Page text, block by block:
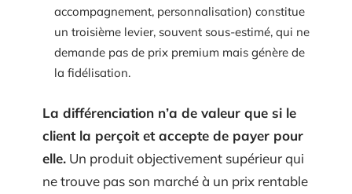
accompagnement, personnalisation) constitue
un troisième levier, souvent sous-estimé, qui ne
demande pas de prix premium mais génère de
la fidélisation.
La différenciation n’a de valeur que si le
client la perçoit et accepte de payer pour
elle. Un produit objectivement supérieur qui
ne trouve pas son marché à un prix rentable